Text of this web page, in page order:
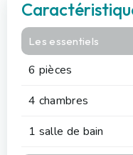
Les essentiels
6 pièces
4 chambres
1 salle de bain